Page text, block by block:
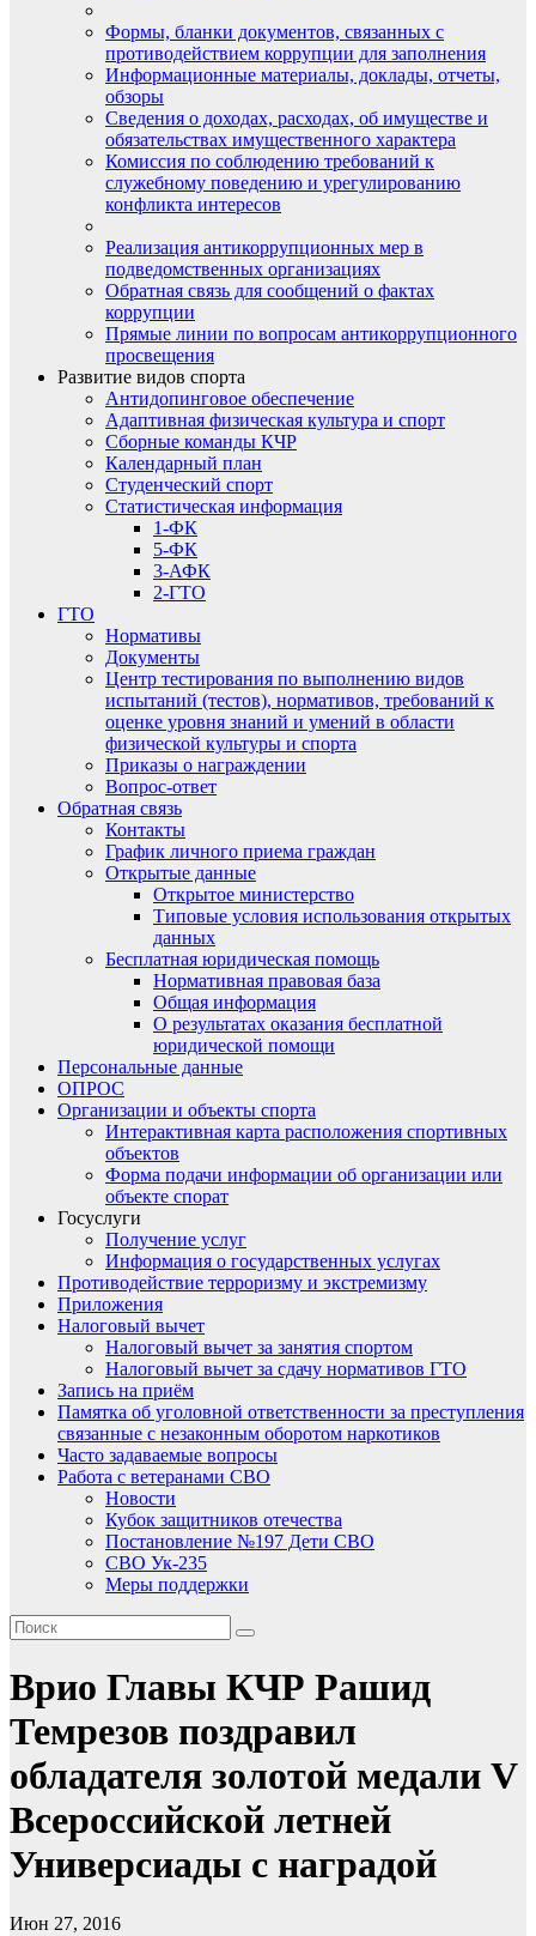
Формы, бланки документов, связанных с
противодействием коррупции для заполнения
Информационные материалы, доклады, отчеты,
обзоры
Сведения о доходах, расходах, об имуществе и
обязательствах имущественного характера
Комиссия по соблюдению требований к
служебному поведению и урегулированию
конфликта интересов
Реализация антикоррупционных мер в
подведомственных организациях
Обратная связь для сообщений о фактах
коррупции
Прямые линии по вопросам антикоррупционного
просвещения
Развитие видов спорта
Антидопинговое обеспечение
Адаптивная физическая культура и спорт
Сборные команды КЧР
Календарный план
Студенческий спорт
Статистическая информация
1-ФК
5-ФК
3-АФК
2-ГТО
ГТО
Нормативы
Документы
Центр тестирования по выполнению видов
испытаний (тестов), нормативов, требований к
оценке уровня знаний и умений в области
физической культуры и спорта
Приказы о награждении
Вопрос-ответ
Обратная связь
Контакты
График личного приема граждан
Открытые данные
Открытое министерство
Типовые условия использования открытых
данных
Бесплатная юридическая помощь
Нормативная правовая база
Общая информация
О результатах оказания бесплатной
юридической помощи
Персональные данные
ОПРОС
Организации и объекты спорта
Интерактивная карта расположения спортивных
объектов
Форма подачи информации об организации или
объекте спорат
Госуслуги
Получение услуг
Информация о государственных услугах
Противодействие терроризму и экстремизму
Приложения
Налоговый вычет
Налоговый вычет за занятия спортом
Налоговый вычет за сдачу нормативов ГТО
Запись на приём
Памятка об уголовной ответственности за преступления
связанные с незаконным оборотом наркотиков
Часто задаваемые вопросы
Работа с ветеранами СВО
Новости
Кубок защитников отечества
Постановление №197 Дети СВО
СВО Ук-235
Меры поддержки
Врио Главы КЧР Рашид
Темрезов поздравил
обладателя золотой медали V
Всероссийской летней
Универсиады с наградой
Июн 27, 2016